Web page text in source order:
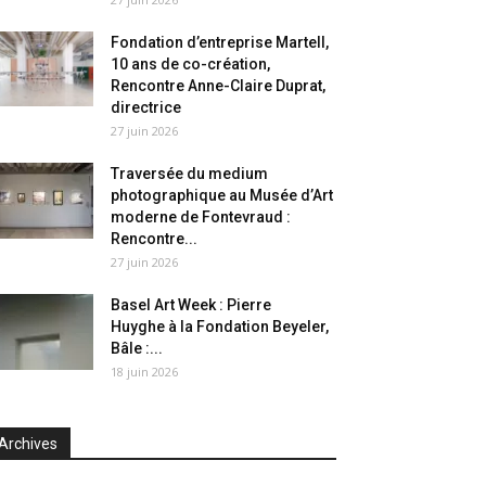
Fondation d’entreprise Martell,
10 ans de co-création,
Rencontre Anne-Claire Duprat,
directrice
27 juin 2026
Traversée du medium
photographique au Musée d’Art
moderne de Fontevraud :
Rencontre...
27 juin 2026
Basel Art Week : Pierre
Huyghe à la Fondation Beyeler,
Bâle :...
18 juin 2026